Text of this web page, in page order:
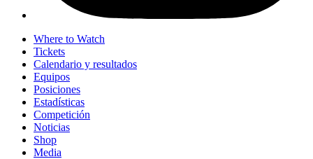
Where to Watch
Tickets
Calendario y resultados
Equipos
Posiciones
Estadísticas
Competición
Noticias
Shop
Media